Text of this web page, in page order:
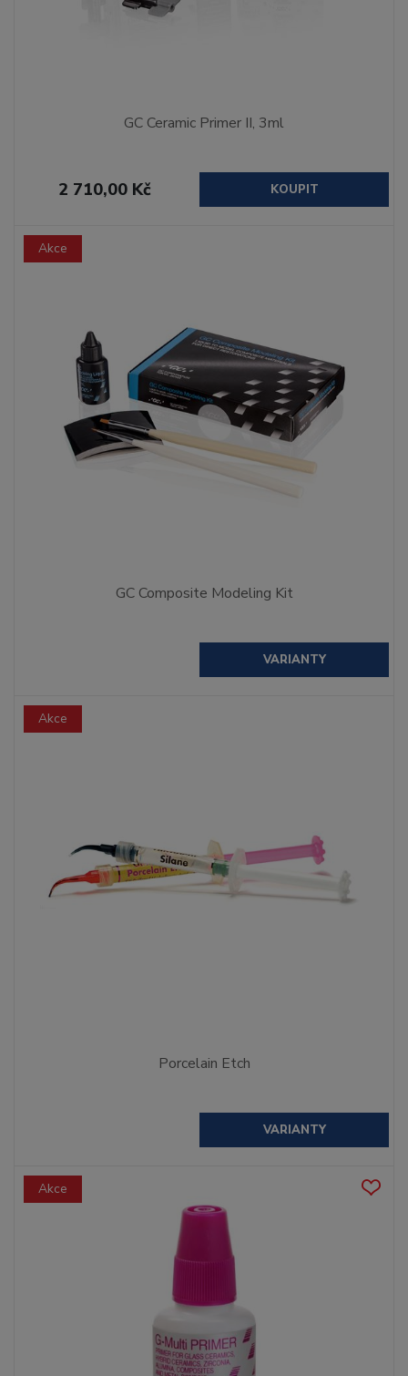
GC Ceramic Primer II, 3ml
2 710,00 Kč KOUPIT
Akce
GC Composite Modeling Kit
VARIANTY
Akce
Porcelain Etch
VARIANTY
Akce